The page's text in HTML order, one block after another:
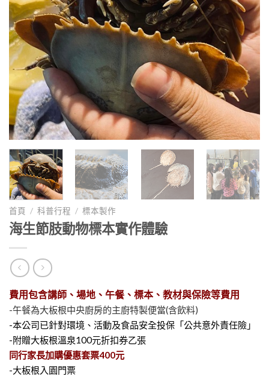
首頁 / 科普行程 / 標本製作
海生節肢動物標本實作體驗
費用包含講師、場地、午餐、標本、教材與保險等費用
-午餐為大板根中央廚房的主廚特製便當(含飲料)
-本公司已針對環境、活動及食品安全投保「公共意外責任險」
-附贈大板根溫泉100元折扣券乙張
同行家長加購優惠套票400元
-大板根入園門票